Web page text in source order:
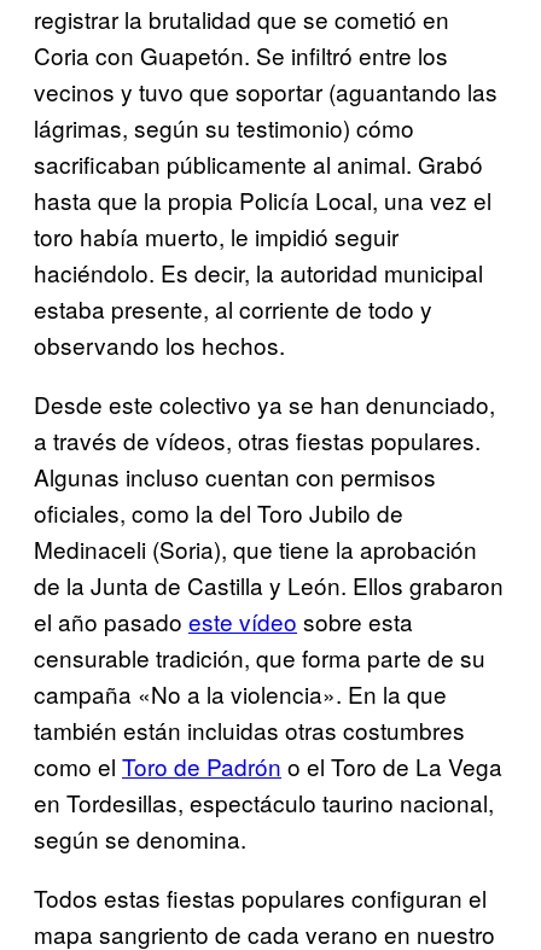
registrar la brutalidad que se cometió en
Coria con Guapetón. Se infiltró entre los
vecinos y tuvo que soportar (aguantando las
lágrimas, según su testimonio) cómo
sacrificaban públicamente al animal. Grabó
hasta que la propia Policía Local, una vez el
toro había muerto, le impidió seguir
haciéndolo. Es decir, la autoridad municipal
estaba presente, al corriente de todo y
observando los hechos.
Desde este colectivo ya se han denunciado,
a través de vídeos, otras fiestas populares.
Algunas incluso cuentan con permisos
oficiales, como la del Toro Jubilo de
Medinaceli (Soria), que tiene la aprobación
de la Junta de Castilla y León. Ellos grabaron
el año pasado este vídeo sobre esta
censurable tradición, que forma parte de su
campaña «No a la violencia». En la que
también están incluidas otras costumbres
como el Toro de Padrón o el Toro de La Vega
en Tordesillas, espectáculo taurino nacional,
según se denomina.
Todos estas fiestas populares configuran el
mapa sangriento de cada verano en nuestro